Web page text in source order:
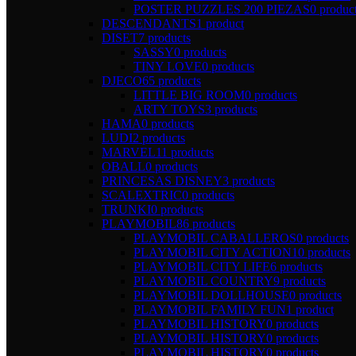
POSTER PUZZLES 200 PIEZAS0
DESCENDANTS1 product
DISET7 products
SASSY0 products
TINY LOVE0 products
DJECO65 products
LITTLE BIG ROOM0 products
ARTY TOYS3 products
HAMA0 products
LUDI2 products
MARVEL11 products
OBALL0 products
PRINCESAS DISNEY3 products
SCALEXTRIC0 products
TRUNKI0 products
PLAYMOBIL86 products
PLAYMOBIL CABALLEROS0 products
PLAYMOBIL CITY ACTION10 products
PLAYMOBIL CITY LIFE6 products
PLAYMOBIL COUNTRY9 products
PLAYMOBIL DOLLHOUSE0 products
PLAYMOBIL FAMILY FUN1 product
PLAYMOBIL HISTORY0 products
PLAYMOBIL HISTORY0 products
PLAYMOBIL HISTORY0 products